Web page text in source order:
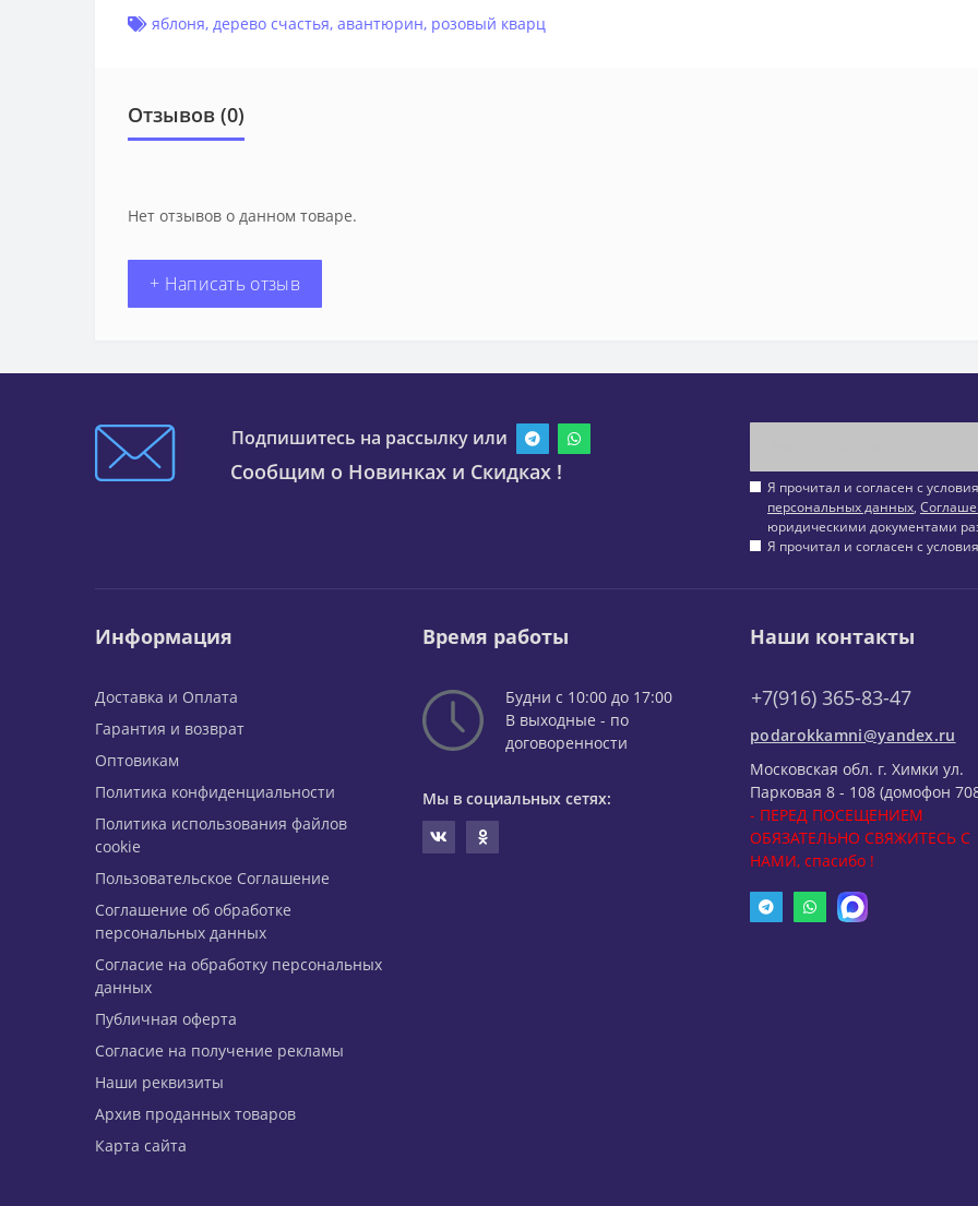
яблоня, дерево счастья, авантюрин, розовый кварц
Отзывов (0)
Нет отзывов о данном товаре.
+ Написать отзыв
Подпишитесь на рассылку или
Сообщим о Новинках и Скидках !
Я прочитал и согласен с
персональных данных,
юридическими документами
Я прочитал и согласен с
Информация
Доставка и Оплата
Гарантия и возврат
Оптовикам
Политика конфиденциальности
Политика использования файлов
cookie
Пользовательское Соглашение
Соглашение об обработке
персональных данных
Согласие на обработку персональных
данных
Публичная оферта
Согласие на получение рекламы
Наши реквизиты
Архив проданных товаров
Карта сайта
Время работы
Будни с 10:00 до 17:00
В выходные - по
договоренности
Мы в социальных сетях:
Наши контакты
+7(916) 365-83-47
podarokkamni@yandex.ru
Московская обл. г. Химки ул.
Парковая 8 - 108 (домофон
- ПЕРЕД ПОСЕЩЕНИЕМ
ОБЯЗАТЕЛЬНО СВЯЖИТЕСЬ С
НАМИ, спасибо !